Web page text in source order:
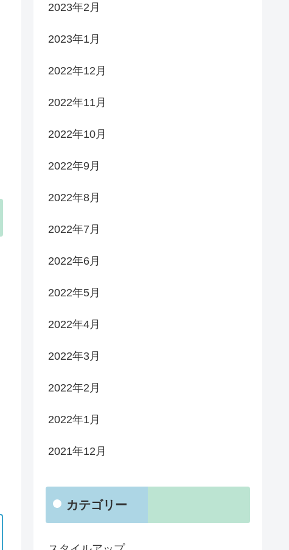
2023年2月
2023年1月
2022年12月
2022年11月
2022年10月
2022年9月
2022年8月
2022年7月
2022年6月
2022年5月
2022年4月
2022年3月
2022年2月
2022年1月
2021年12月
カテゴリー